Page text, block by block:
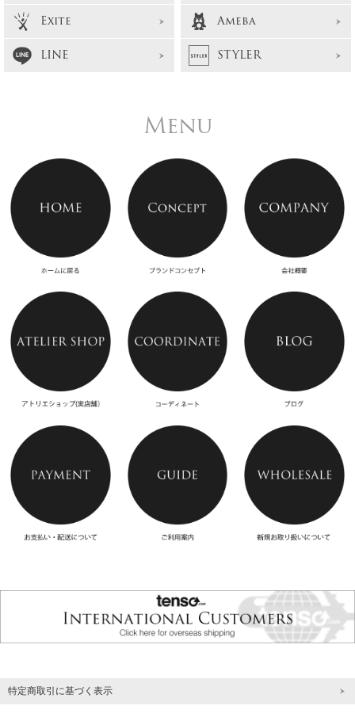
Exite
Ameba
LINE
STYLER
Menu
特定商取引に基づく表示